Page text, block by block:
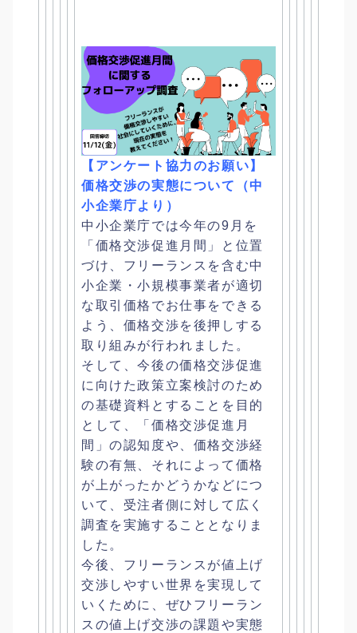
【アンケート協力のお願い】
価格交渉の実態について（中
小企業庁より）
中小企業庁では今年の9月を
「価格交渉促進月間」と位置
づけ、 フリーランスを含む中
小企業・小規模事業者が適切
な取引価格でお仕事をできる
よう、 価格交渉を後押しする
取り組みが行われました。
そして、今後の価格交渉促進
に向けた政策立案検討のため
の基礎資料とする ことを目的
として、「価格交渉促進月
間」の認知度や、 価格交渉経
験の有無、 それによって価格
が上がったかどうかなどにつ
いて、 受注者側に対して広く
調査を実施することとなりま
した。
今後、 フリーランスが値上げ
交渉しやすい世界を実現して
いくために、 ぜひフリーラン
スの値上げ交渉の課題や実態